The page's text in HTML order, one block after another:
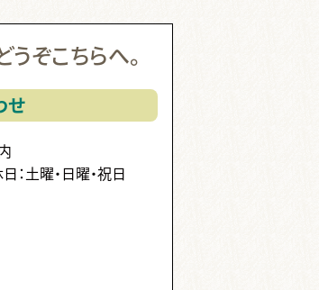
ぞこちらへ。
せ
：土曜・日曜・祝日